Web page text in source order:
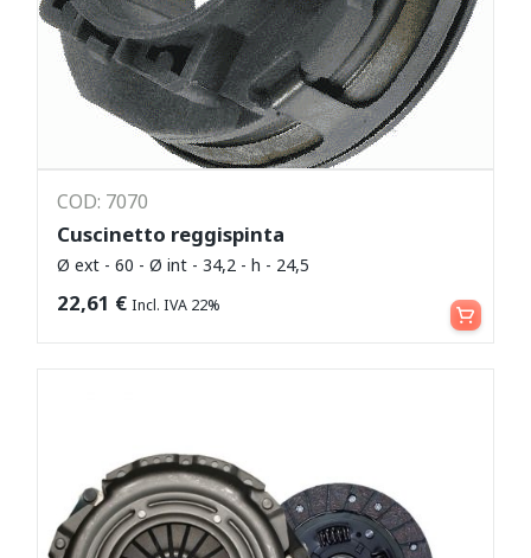
COD: 7070
Cuscinetto reggispinta
Ø ext - 60 - Ø int - 34,2 - h - 24,5
22,61 € Incl. IVA 22% Aggiungi al carrello